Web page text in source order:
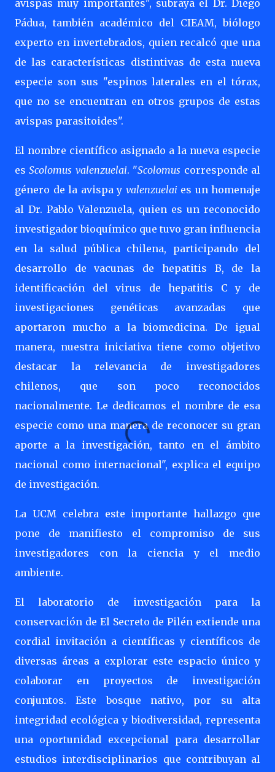
avispas muy importantes", subraya el Dr. Diego
Pádua, también académico del CIEAM, biólogo
experto en invertebrados, quien recalcó que una
de las características distintivas de esta nueva
especie son sus "espinos laterales en el tórax,
que no se encuentran en otros grupos de estas
avispas parasitoides".
El nombre científico asignado a la nueva especie
esScolomus valenzuelai. "Scolomus corresponde al
género de la avispa y valenzuelai es un homenaje
al Dr. Pablo Valenzuela, quien es un reconocido
investigador bioquímico que tuvo gran influencia
en la salud pública chilena, participando del
desarrollo de vacunas de hepatitis B, de la
identificación del virus de hepatitis C y de
investigaciones genéticas avanzadas que
aportaron mucho a la biomedicina. De igual
manera, nuestra iniciativa tiene como objetivo
destacar la relevancia de investigadores
chilenos, que son poco reconocidos
nacionalmente. Le dedicamos el nombre de esa
especie como una manera de reconocer su gran
aporte a la investigación, tanto en el ámbito
nacional como internacional", explica el equipo
de investigación.
La UCM celebra este importante hallazgo que
pone de manifiesto el compromiso de sus
investigadores con la ciencia y el medio
ambiente.
El laboratorio de investigación para la
conservación de El Secreto de Pilén extiende una
cordial invitación a científicas y científicos de
diversas áreas a explorar este espacio único y
colaborar en proyectos de investigación
conjuntos. Este bosque nativo, por su alta
integridad ecológica y biodiversidad, representa
una oportunidad excepcional para desarrollar
estudios interdisciplinarios que contribuyan al